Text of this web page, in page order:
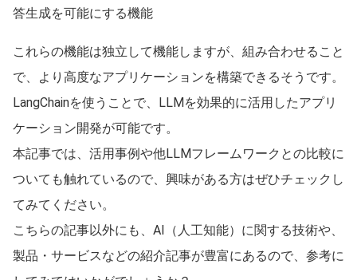
答生成を可能にする機能
これらの機能は独立して機能しますが、組み合わせること
で、より高度なアプリケーションを構築できるそうです。
LangChainを使うことで、LLMを効果的に活用したアプリ
ケーション開発が可能です。
本記事では、活用事例や他LLMフレームワークとの比較に
ついても触れているので、興味がある方はぜひチェックし
てみてください。
こちらの記事以外にも、AI（人工知能）に関する技術や、
製品・サービスなどの紹介記事が豊富にあるので、参考に